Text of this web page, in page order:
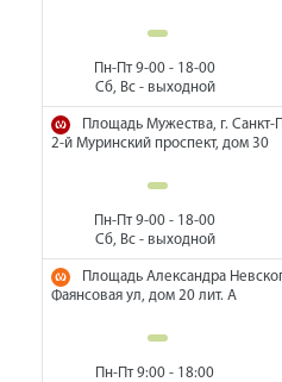
Пн-Пт 9-00 - 18-00
Сб, Вс - выходной
Площадь Мужества, г. Санкт-
2-й Муринский проспект, дом 30
Пн-Пт 9-00 - 18-00
Сб, Вс - выходной
Площадь Александра
Фаянсовая ул, дом 20 лит. А
Пн-Пт 9:00 - 18:00